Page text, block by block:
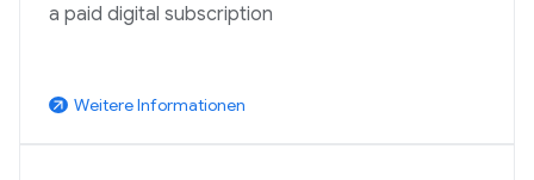
a paid digital subscription
arrow_outward Weitere Informationen